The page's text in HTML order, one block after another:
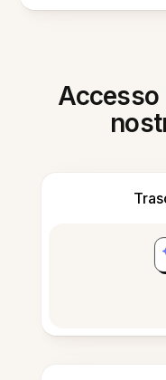
Accesso